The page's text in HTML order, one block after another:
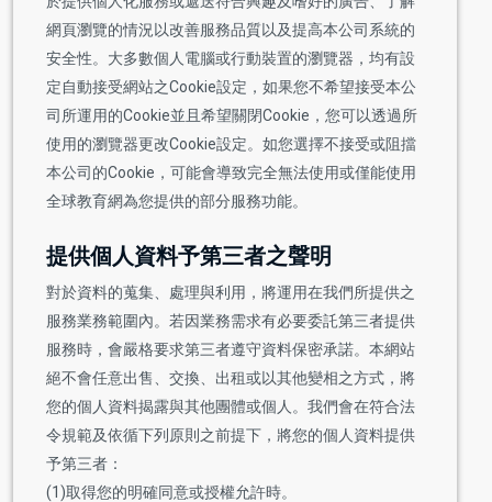
網頁瀏覽的情況以改善服務品質以及提高本公司系統的
安全性。大多數個人電腦或行動裝置的瀏覽器，均有設
定自動接受網站之Cookie設定，如果您不希望接受本公
司所運用的Cookie並且希望關閉Cookie，您可以透過所
使用的瀏覽器更改Cookie設定。如您選擇不接受或阻擋
本公司的Cookie，可能會導致完全無法使用或僅能使用
全球教育網為您提供的部分服務功能。
提供個人資料予第三者之聲明
對於資料的蒐集、處理與利用，將運用在我們所提供之
服務業務範圍內。若因業務需求有必要委託第三者提供
服務時，會嚴格要求第三者遵守資料保密承諾。本網站
絕不會任意出售、交換、出租或以其他變相之方式，將
您的個人資料揭露與其他團體或個人。我們會在符合法
令規範及依循下列原則之前提下，將您的個人資料提供
予第三者：
(1)取得您的明確同意或授權允許時。